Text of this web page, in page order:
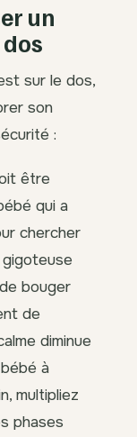
un
sur le dos,
son
:
être
qui a
chercher
bouger
de
diminue
à
multipliez
phases